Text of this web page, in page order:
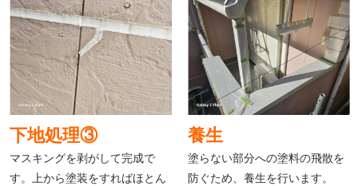
下地処理③
マスキングを剥がして完成で
す。上から塗装をすればほとん
養生
塗らない部分への塗料の飛散を
防ぐため、養生を行います。